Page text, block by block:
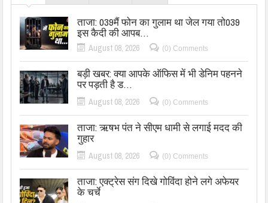
ताजा: 039मैं फोन का गुलाम था जेल गया तो039
इस कैदी की आपब…
August 08, 2026 (0) Comments
बड़ी खबर: क्या आपके ऑफिस में भी डेनिम पहनने
पर पड़ती है ड…
August 08, 2026 (0) Comments
ताजा: ऋषभ पंत ने सीएम धामी से लगाई मदद की
गुहार
August 08, 2026 (0) Comments
ताजा: एक्ट्रेस संग दिखे गोविंदा होने लगे अफेयर
के चर्चे